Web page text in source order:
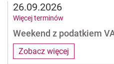
Zobacz więcej
Weekend z podatkiem
26.09.2026
Więcej terminów